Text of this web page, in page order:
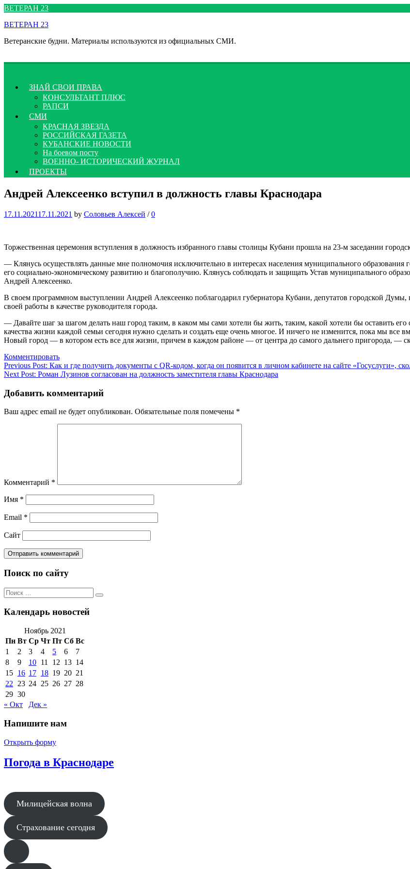
Перейти
содержимому
ВЕТЕРАН 23
ВЕТЕРАН 23
Ветеранские будни. Материалы используются из официальных СМИ.
ЗНАЙ СВОИ ПРАВА
КОНСУЛЬТАНТ ПЛЮС
РАПСИ
СМИ
КРАСНАЯ ЗВЕЗДА
РОССИЙСКАЯ ГАЗЕТА
КУБАНСКИЕ НОВОСТИ
На боевом посту
ВОЕННО- ИСТОРИЧЕСКИЙ ЖУРНАЛ
ПРОЕКТЫ
Андрей Алексеенко вступил в должность главы Краснодара
17.11.202117.11.2021 by Соловьев Алексей / 0
Торжественная церемония вступления в должность избранного главы столицы Кубани прошла на 23-м заседании
— Клянусь осуществлять данные мне полномочия исключительно в интересах населения муниципального образования
его социально-экономическому развитию и благополучию. Клянусь соблюдать и защищать Устав муниципального
Андрей Алексеенко.
В своем программном выступлении Андрей Алексеенко поблагодарил губернатора Кубани, депутатов городской
своей работы в качестве руководителя города.
— Давайте шаг за шагом делать наш город таким, в каком мы сами хотели бы жить, таким, какой хотели бы оставить
качества жизни каждой семьи сегодня нужно сделать и создать еще очень многое. И ничего не изменится, пока мы все
Новый город — в котором есть все для жизни, причем в каждом районе — от центра до самого дальнего пригорода, —
Комментировать
Навигация
по
записям
Previous Post: Как и где получить документы с QR-кодом, когда он появится в личном кабинете на сайте «Госуслуги»,
Next Post: Роман Лузинов согласован на должность заместителя главы Краснодара
Добавить комментарий
Ваш адрес email не будет опубликован. Обязательные поля помечены *
Комментарий *
Имя *
Email *
Сайт
Поиск по сайту
Поиск
по:
Поиск
Календарь новостей
Ноябрь 2021
Пн Вт Ср Чт Пт Сб Вс
1
2 3 4 5 6
7
8
9 10 11 12 13 14
15 16 17 18 19 20 21
22
23 24 25 26 27 28
29 30
« Окт
Дек »
Напишите нам
Открыть форму
Погода в Краснодаре
Милицейская волна
Страхование сегодня